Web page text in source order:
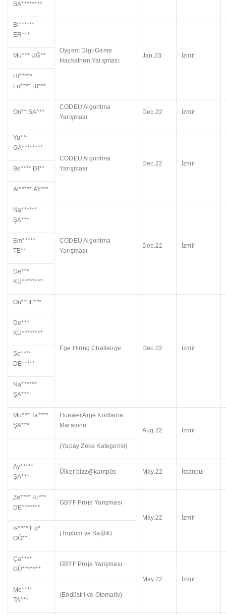
BA********
Bi******
ER***
Oygem Digi-Game
Hackathon Yarışması
Jan.23 İzmir
Mu*** UĞ**
Hi*****
Fu**** Bİ***
On** SA***
CODEU Algoritma
Yarışması
Dec.22 İzmir
Yu***
GA********
CODEU Algoritma
Yarışması
Dec.22 İzmir
Be**** Dİ**
Al***** AY***
Na******
ŞA***
CODEU Algoritma
Yarışması
Dec.22 İzmir
Em*****
TE**
De***
KÜ********
On** İL***
Ege Hiring Challenge Dec.22 İzmir
De***
KÜ********
Se****
DE*****
Na******
ŞA***
Mu*** Ta****
ŞA***
Huawei Arge Kodlama
Maratonu
Aug.22 İzmir
(Yapay Zeka Kategorisi)
Ay*****
ŞA***
Ülker bizz@kampüs May.22 İstanbul
Ze**** Hi***
DE*******
GBYF Proje Yarışması
May.22
İzmir
İs**** Eg*
OĞ**
(Toplum ve Sağlık)
Ça****
GÜ*******
GBYF Proje Yarışması
May.22
İzmir
Me****
TA***
(Endüstri ve Otomativ)